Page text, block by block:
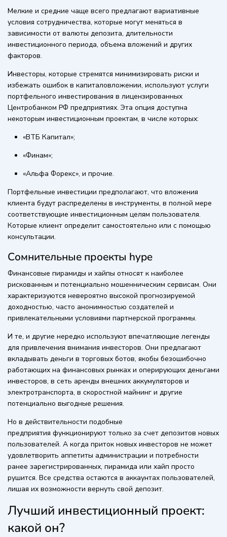
Мелкие и средние чаще всего предлагают вариативные
условия сотрудничества, которые могут меняться в
зависимости от валюты депозита, длительности
инвестиционного периода, объема вложений и других
факторов.
Инвесторы, которые стремятся минимизировать риски и
избежать ошибок в капиталовложении, используют услуги
портфельного инвестирования в лицензированных
Центробанком РФ предприятиях. Эта опция доступна
некоторым инвестиционным проектам, в числе которых:
«ВТБ Капитал»;
«Финам»;
«Альфа Форекс», и прочие.
Портфельные инвестиции предполагают, что вложения
клиента будут распределены в инструменты, в полной мере
соответствующие инвестиционным целям пользователя.
Которые клиент определит самостоятельно или с помощью
консультации.
Сомнительные проекты hype
Финансовые пирамиды и хайпы относят к наиболее
рискованным и потенциально мошенническим сервисам. Они
характеризуются невероятно высокой прогнозируемой
доходностью, часто анонимностью создателей и
привлекательными условиями партнерской программы.
И те, и другие нередко используют впечатляющие легенды
для привлечения внимания инвесторов. Они предлагают
вкладывать деньги в торговых ботов, якобы безошибочно
работающих на финансовых рынках и оперирующих деньгами
инвесторов, в сеть аренды внешних аккумуляторов и
электротранспорта, в скоростной майнинг и другие
потенциально выгодные решения.
Но в действительности подобные
предприятия функционируют только за счет депозитов новых
пользователей. А когда приток новых инвесторов не может
удовлетворить аппетиты администрации и потребности
ранее зарегистрированных, пирамида или хайп просто
рушится. Все средства остаются в аккаунтах пользователей,
лишая их возможности вернуть свой депозит.
Лучший инвестиционный проект:
какой он?